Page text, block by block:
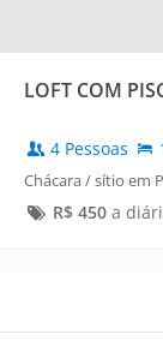
LOFT COM
4 Pessoas
Chácara / sítio em
R$ 450a